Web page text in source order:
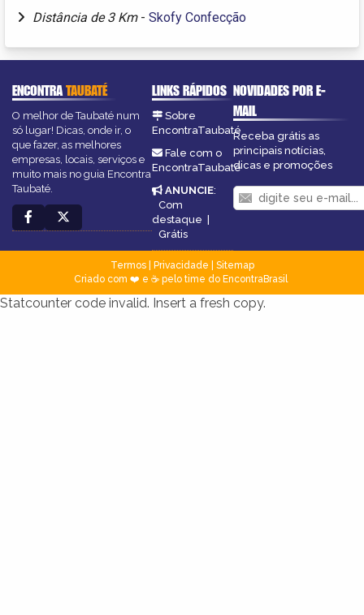
Distância de 3 Km - Skofy Confecção
ENCONTRATAUBATÉ
O melhor de Taubaté num
só lugar! Dicas, onde ir, o
que fazer, as melhores
empresas, locais, serviços e
muito mais no guia Encontra
Taubaté.
LINKS RÁPIDOS
Sobre
EncontraTaubaté
Fale com o
EncontraTaubaté
ANUNCIE:
Com
destaque |
Grátis
NOVIDADES POR E-
MAIL
Receba grátis as
principais notícias,
dicas e promoções
Termos| Privacidade
Sitemap
Criado com ❤️ e ☕ pelo time do EncontraBrasil
Statcounter code invalid. Insert a fresh copy.